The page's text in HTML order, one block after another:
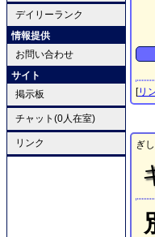
デイリーランク
情報提供
お問い合わせ
サイト
掲示板
チャット(0人在室)
リンク
[リ
ぎ